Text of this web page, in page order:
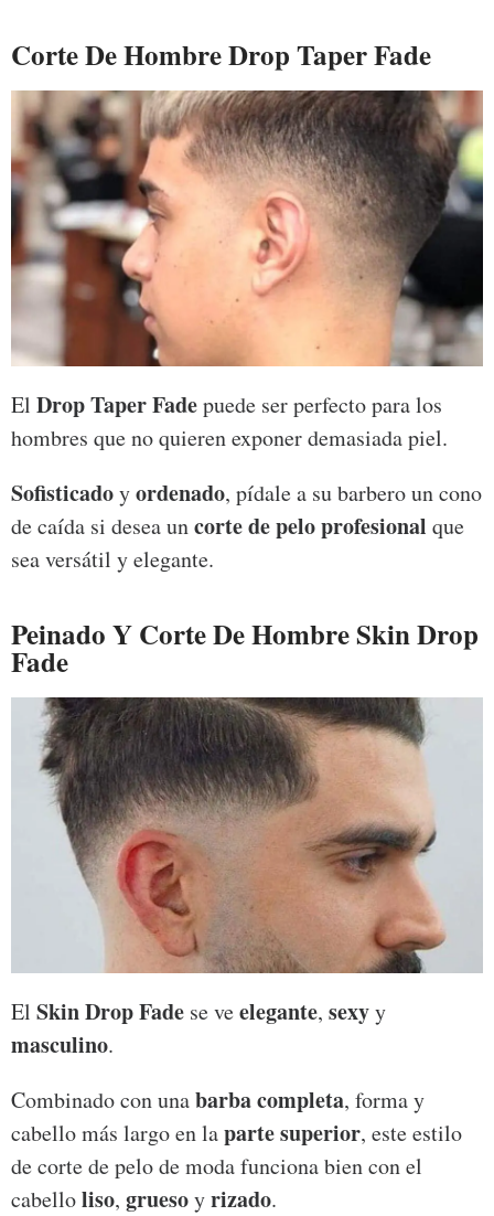
Corte De Hombre Drop Taper Fade
El Drop Taper Fadepuede ser perfecto para los
hombres que no quieren exponer demasiada piel.
Sofisticadoyordenado, pídale a su barbero un cono
de caída si desea uncorte de pelo profesional que
sea versátil y elegante.
Peinado Y Corte De Hombre Skin Drop
Fade
El Skin Drop Fade se veelegante, sexyy
masculino.
Combinado con unabarba completa, forma y
cabello más largo en laparte superior, este estilo
de corte de pelo de moda funciona bien con el
cabelloliso, gruesoyrizado.